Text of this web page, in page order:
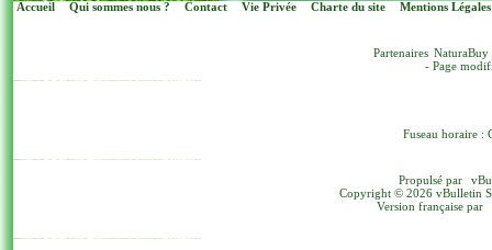
Accueil Qui sommes nous ? Contact Vie Privée Charte du site Mentions Légales
Partenaires NaturaBuy
- Page
Fuseau horaire :
Propulsé par
Copyright © 2026 vBulletin
Version française par